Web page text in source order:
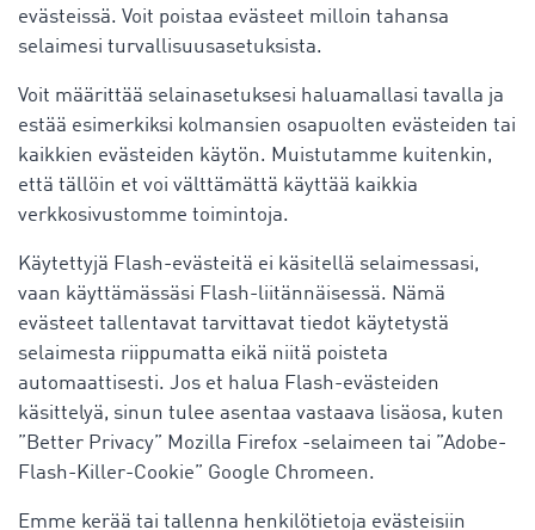
evästeissä. Voit poistaa evästeet milloin tahansa
selaimesi turvallisuusasetuksista.
Voit määrittää selainasetuksesi haluamallasi tavalla ja
estää esimerkiksi kolmansien osapuolten evästeiden tai
kaikkien evästeiden käytön. Muistutamme kuitenkin,
että tällöin et voi välttämättä käyttää kaikkia
verkkosivustomme toimintoja.
Käytettyjä Flash-evästeitä ei käsitellä selaimessasi,
vaan käyttämässäsi Flash-liitännäisessä. Nämä
evästeet tallentavat tarvittavat tiedot käytetystä
selaimesta riippumatta eikä niitä poisteta
automaattisesti. Jos et halua Flash-evästeiden
käsittelyä, sinun tulee asentaa vastaava lisäosa, kuten
”Better Privacy” Mozilla Firefox -selaimeen tai ”Adobe-
Flash-Killer-Cookie” Google Chromeen.
Emme kerää tai tallenna henkilötietoja evästeisiin